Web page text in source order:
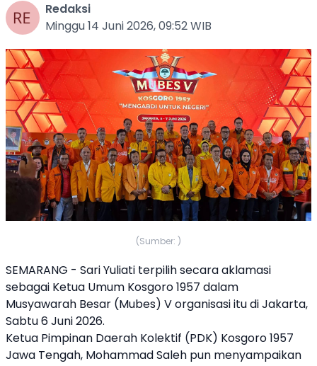
Redaksi
Minggu 14 Juni 2026, 09:52 WIB
(Sumber: )
SEMARANG - Sari Yuliati terpilih secara aklamasi
sebagai Ketua Umum Kosgoro 1957 dalam
Musyawarah Besar (Mubes) V organisasi itu di Jakarta,
Sabtu 6 Juni 2026.
Ketua Pimpinan Daerah Kolektif (PDK) Kosgoro 1957
Jawa Tengah, Mohammad Saleh pun menyampaikan